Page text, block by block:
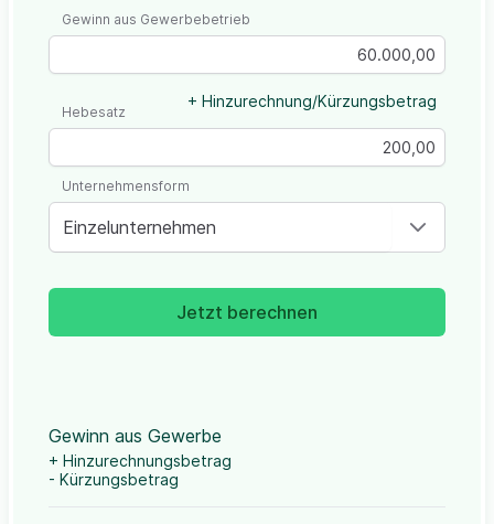
Gewinn aus Gewerbebetrieb
+ Hinzurechnung/Kürzungsbetrag
Hebesatz
Einzelunternehmen
Unternehmensform
Jetzt berechnen
Gewinn aus Gewerbe
+ Hinzurechnungsbetrag
- Kürzungsbetrag